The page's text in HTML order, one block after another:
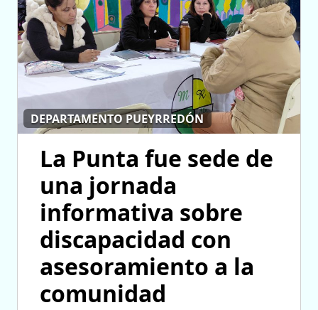
DEPARTAMENTO PUEYRREDÓN
La Punta fue sede de
una jornada
informativa sobre
discapacidad con
asesoramiento a la
comunidad